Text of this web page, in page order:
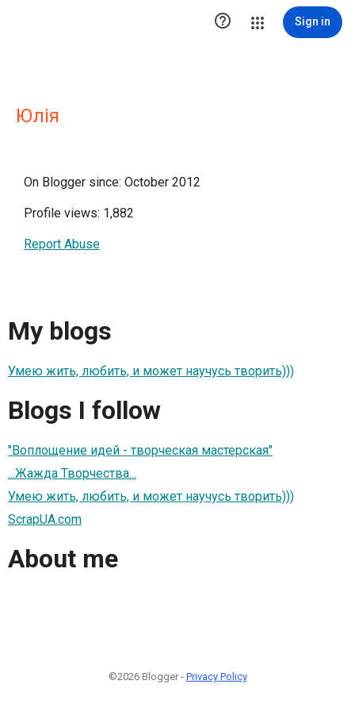
 Sign in
Юлія
On Blogger since: October 2012
Profile views: 1,882
Report Abuse
My blogs
Умею жить, любить, и может научусь творить)))
Blogs I follow
"Воплощение идей - творческая мастерская"
...Жажда Творчества...
Умею жить, любить, и может научусь творить)))
ScrapUA.com
About me
©2026 Blogger - Privacy Policy